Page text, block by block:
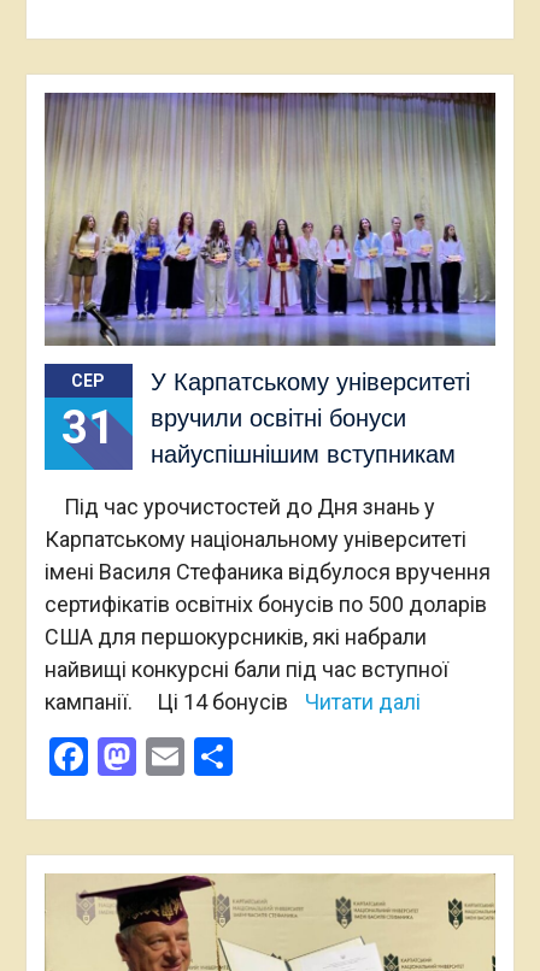
СЕР
31
У Карпатському університеті
вручили освітні бонуси
найуспішнішим вступникам
Під час урочистостей до Дня знань у
Карпатському національному університеті
імені Василя Стефаника відбулося вручення
сертифікатів освітніх бонусів по 500 доларів
США для першокурсників, які набрали
найвищі конкурсні бали під час вступної
кампанії. Ці 14 бонусів
Читати далі
Facebook
Mastodon
EmailПоділитися